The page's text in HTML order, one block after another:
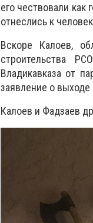
его чествовали
отнеслись к
Вскоре Калоев,
строительства
Владикавказа от
заявление о
Калоев и Фадзаев